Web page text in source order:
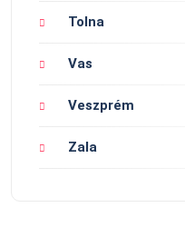
Tolna
Vas
Veszprém
Zala